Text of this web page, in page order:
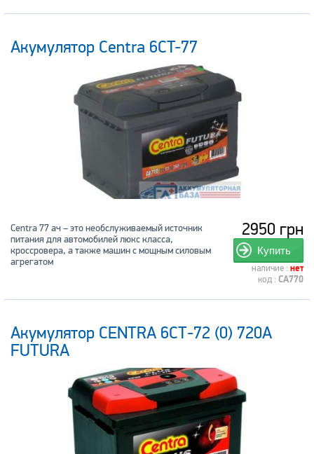
Акумулятор Centra 6CT-77
2950 грн
Купить
наличие : нет
код : CA770
Centra 77 ач – это необслуживаемый источник
питания для автомобилей люкс класса,
кроссровера, а также машин с мощным силовым
агрегатом
Акумулятор CENTRA 6СТ-72 (0) 720А
FUTURA